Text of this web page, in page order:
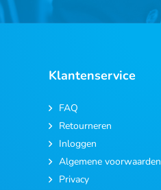
Klantenservice
FAQ
Retourneren
Inloggen
Algemene voorwaarden
Privacy